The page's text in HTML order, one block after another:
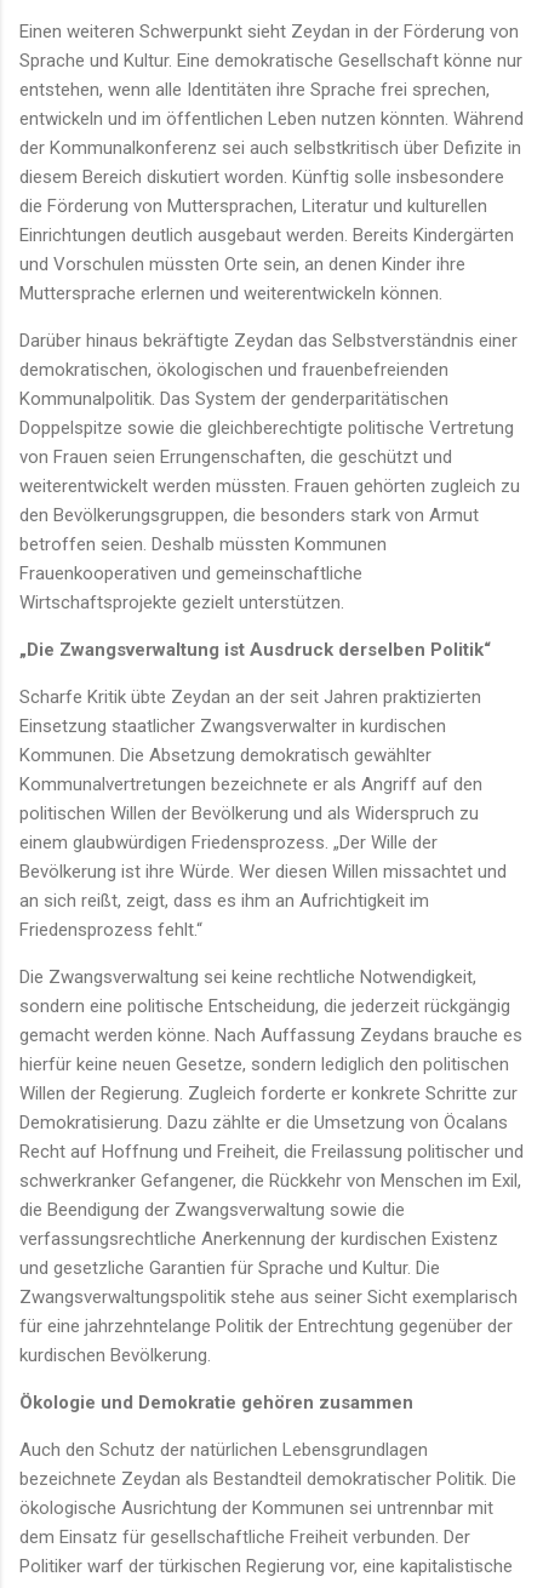
Einen weiteren Schwerpunkt sieht Zeydan in der Förderung von
Sprache und Kultur. Eine demokratische Gesellschaft könne nur
entstehen, wenn alle Identitäten ihre Sprache frei sprechen,
entwickeln und im öffentlichen Leben nutzen könnten. Während
der Kommunalkonferenz sei auch selbstkritisch über Defizite in
diesem Bereich diskutiert worden. Künftig solle insbesondere
die Förderung von Muttersprachen, Literatur und kulturellen
Einrichtungen deutlich ausgebaut werden. Bereits Kindergärten
und Vorschulen müssten Orte sein, an denen Kinder ihre
Muttersprache erlernen und weiterentwickeln können.
Darüber hinaus bekräftigte Zeydan das Selbstverständnis einer
demokratischen, ökologischen und frauenbefreienden
Kommunalpolitik. Das System der genderparitätischen
Doppelspitze sowie die gleichberechtigte politische Vertretung
von Frauen seien Errungenschaften, die geschützt und
weiterentwickelt werden müssten. Frauen gehörten zugleich zu
den Bevölkerungsgruppen, die besonders stark von Armut
betroffen seien. Deshalb müssten Kommunen
Frauenkooperativen und gemeinschaftliche
Wirtschaftsprojekte gezielt unterstützen.
„Die Zwangsverwaltung ist Ausdruck derselben Politik“
Scharfe Kritik übte Zeydan an der seit Jahren praktizierten
Einsetzung staatlicher Zwangsverwalter in kurdischen
Kommunen. Die Absetzung demokratisch gewählter
Kommunalvertretungen bezeichnete er als Angriff auf den
politischen Willen der Bevölkerung und als Widerspruch zu
einem glaubwürdigen Friedensprozess. „Der Wille der
Bevölkerung ist ihre Würde. Wer diesen Willen missachtet und
an sich reißt, zeigt, dass es ihm an Aufrichtigkeit im
Friedensprozess fehlt.“
Die Zwangsverwaltung sei keine rechtliche Notwendigkeit,
sondern eine politische Entscheidung, die jederzeit rückgängig
gemacht werden könne. Nach Auffassung Zeydans brauche es
hierfür keine neuen Gesetze, sondern lediglich den politischen
Willen der Regierung. Zugleich forderte er konkrete Schritte zur
Demokratisierung. Dazu zählte er die Umsetzung von Öcalans
Recht auf Hoffnung und Freiheit, die Freilassung politischer und
schwerkranker Gefangener, die Rückkehr von Menschen im Exil,
die Beendigung der Zwangsverwaltung sowie die
verfassungsrechtliche Anerkennung der kurdischen Existenz
und gesetzliche Garantien für Sprache und Kultur. Die
Zwangsverwaltungspolitik stehe aus seiner Sicht exemplarisch
für eine jahrzehntelange Politik der Entrechtung gegenüber der
kurdischen Bevölkerung.
Ökologie und Demokratie gehören zusammen
Auch den Schutz der natürlichen Lebensgrundlagen
bezeichnete Zeydan als Bestandteil demokratischer Politik. Die
ökologische Ausrichtung der Kommunen sei untrennbar mit
dem Einsatz für gesellschaftliche Freiheit verbunden. Der
Politiker warf der türkischen Regierung vor, eine kapitalistische